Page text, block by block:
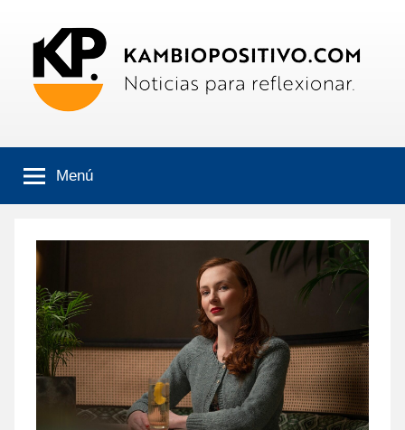
contenido
Kambiopositivo
online.
Noticias
reflexionar.
Menú